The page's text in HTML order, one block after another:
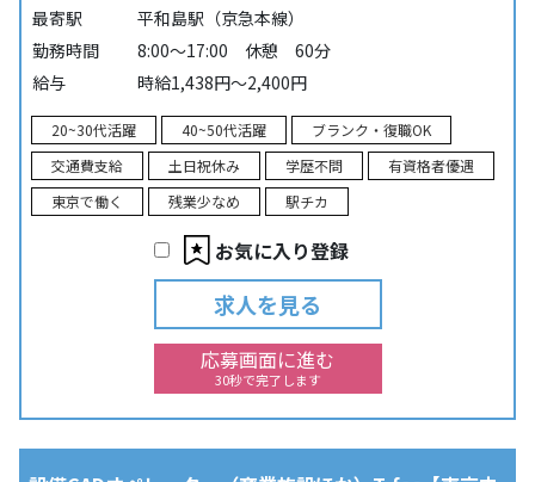
最寄駅
平和島駅（京急本線）
勤務時間
8:00～17:00 休憩 60分
給与
時給1,438円～2,400円
20~30代活躍 40~50代活躍
ブランク・復職OK
交通費支給
土日祝休み 学歴不問
有資格者優遇
東京で働く
残業少なめ 駅チカ
お気に入り登録
求人を見る
応募画面に進む
30秒で完了します